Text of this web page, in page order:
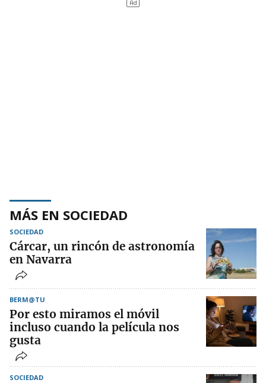
MÁS EN SOCIEDAD
SOCIEDAD
Cárcar, un rincón de astronomía
en Navarra
BERM@TU
Por esto miramos el móvil
incluso cuando la película nos
gusta
SOCIEDAD